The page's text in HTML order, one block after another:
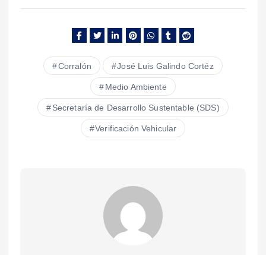
Corralón José Luis Galindo Cortéz
Medio Ambiente
Secretaría de Desarrollo Sustentable (SDS)
Verificación Vehicular